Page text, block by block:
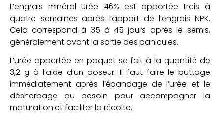
L’engrais minéral Urée 46% est apportée trois à
quatre semaines après l’apport de l’engrais NPK.
Cela correspond à 35 à 45 jours après le semis,
généralement avant la sortie des panicules.
L’urée apportée en poquet se fait à la quantité de
3,2 g à l’aide d’un doseur. Il faut faire le buttage
immédiatement après l’épandage de l’urée et le
désherbage au besoin pour accompagner la
maturation et faciliter la récolte.